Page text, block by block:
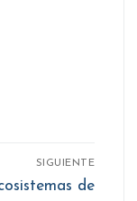
SIGUIENTE
de